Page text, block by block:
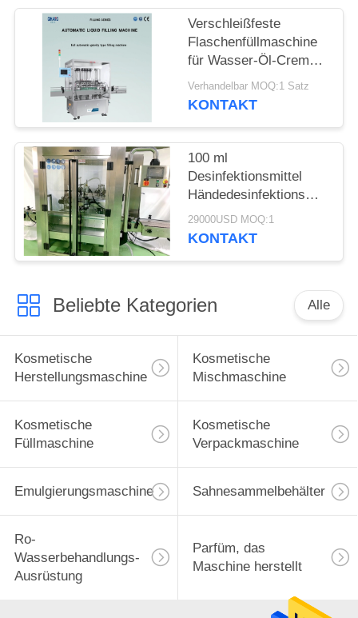
PRIVACY
POLICY
Verschleißfeste
Flaschenfüllmaschine
für Wasser-Öl-Creme-
Kosmetik- und
Pastenprodukte
Verhandelbar MOQ:1 Satz
KONTAKT
100 ml
Desinfektionsmittel
Händedesinfektionsmittel
Duschgel Füllmaschine
Kontinuierlich
29000USD MOQ:1
KONTAKT
Beliebte Kategorien Alle
Kosmetische
Herstellungsmaschine
Kosmetische
Mischmaschine
Kosmetische
Füllmaschine
Kosmetische
Verpackmaschine
Emulgierungsmaschine Sahnesammelbehälter
Ro-
Wasserbehandlungs-
Ausrüstung
Parfüm, das
Maschine herstellt